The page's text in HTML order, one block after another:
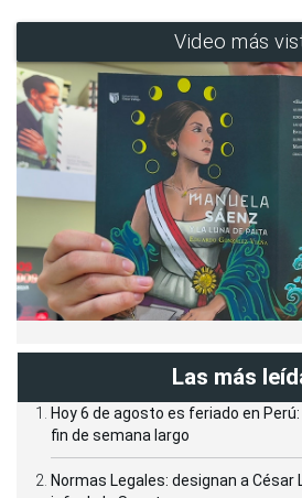
Video más
Las más
Hoy 6 de agosto es feriado en
fin de semana largo
Normas Legales: designan a César